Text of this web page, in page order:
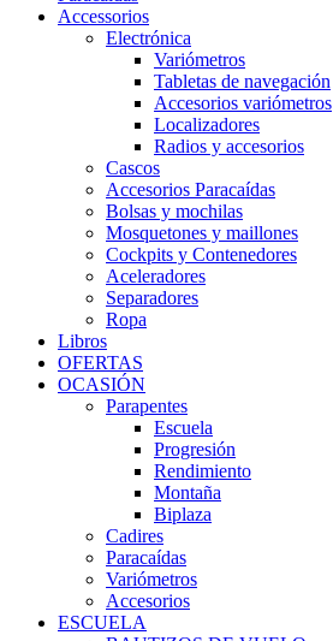
Accessorios
Electrónica
Variómetros
Tabletas de navegación
Accesorios variómetros
Localizadores
Radios y accesorios
Cascos
Accesorios Paracaídas
Bolsas y mochilas
Mosquetones y maillones
Cockpits y Contenedores
Aceleradores
Separadores
Ropa
Libros
OFERTAS
OCASIÓN
Parapentes
Escuela
Progresión
Rendimiento
Montaña
Biplaza
Cadires
Paracaídas
Variómetros
Accesorios
ESCUELA